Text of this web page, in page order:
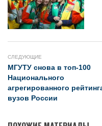
СЛЕДУЮЩИЕ
МГУТУ снова в топ-100
Национального
агрегированного
вузов России